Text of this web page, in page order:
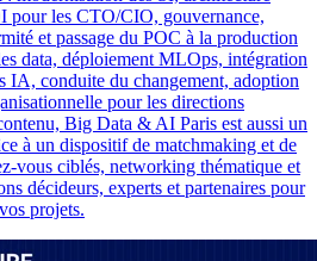
pour les CTO/CIO, gouvernance,
et passage du POC à la production
data, déploiement MLOps, intégration
IA, conduite du changement, adoption
pour les directions
Big Data & AI Paris est aussi un
à un dispositif de matchmaking et de
vous ciblés, networking thématique et
décideurs, experts et partenaires pour
projets.